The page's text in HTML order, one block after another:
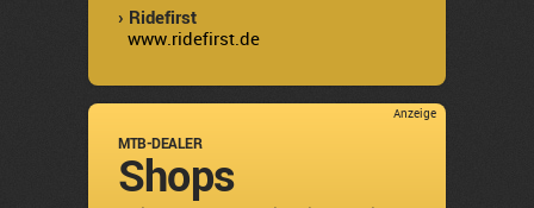
› Ridefirst
www.ridefirst.de
Anzeige
MTB-DEALER
Shops